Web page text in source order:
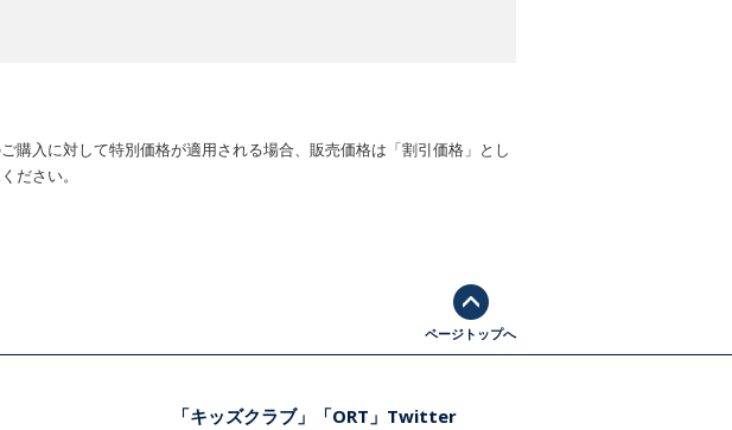
入に対して特別価格が適用される場合、販売価格は「割引価格」とし
ださい。
ページトップへ
「キッズクラブ」「ORT」Twitter